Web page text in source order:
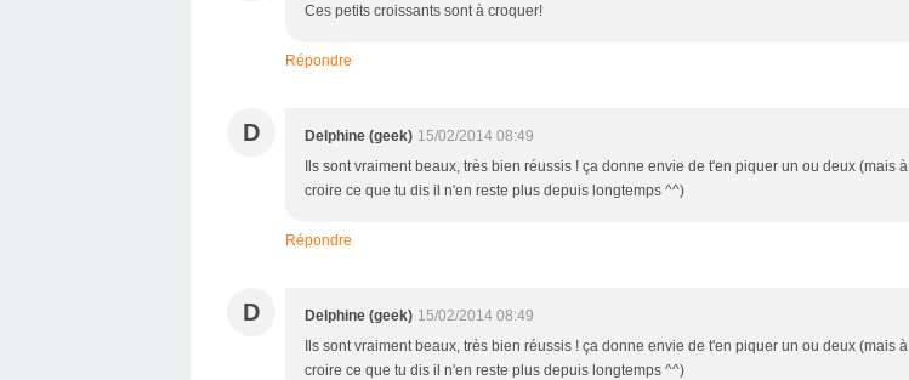
Ces petits croissants sont à croquer!
Répondre
D Delphine (geek) 15/02/2014 08:49
Ils sont vraiment beaux, très bien réussis ! ça donne envie de t'en piquer un ou deux (mais à
croire ce que tu dis il n'en reste plus depuis longtemps ^^)
Répondre
D Delphine (geek) 15/02/2014 08:49
Ils sont vraiment beaux, très bien réussis ! ça donne envie de t'en piquer un ou deux (mais à
croire ce que tu dis il n'en reste plus depuis longtemps ^^)